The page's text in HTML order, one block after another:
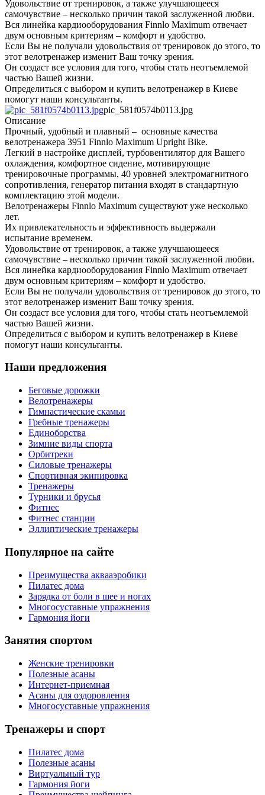
Удовольствие от тренировок, а также улучшающееся
самочувствие – несколько причин такой заслуженной любви.
Вся линейка кардиооборудования Finnlo Maximum отвечает
двум основным критериям – комфорт и удобство.
Если Вы не получали удовольствия от тренировок до этого, то
этот велотренажер изменит Ваш точку зрения.
Он создаст все условия для того, чтобы стать неотъемлемой
частью Вашей жизни.
Определиться с выбором и купить велотренажер в Киеве
помогут наши консультанты.
pic_581f0574b0113.jpg
Описание
Прочный, удобный и плавный – основные качества
велотренажера 3951 Finnlo Maximum Upright Bike.
Легкий в настройке дисплей, турбовентилятор для Вашего
охлаждения, комфортное сидение, мотивирующие
тренировочные программы, 40 уровней электромагнитного
сопротивления, генератор питания входят в стандартную
комплектацию этой модели.
Велотренажеры Finnlo Maximum существуют уже несколько
лет.
Их привлекательность и эффективность выдержали
испытание временем.
Удовольствие от тренировок, а также улучшающееся
самочувствие – несколько причин такой заслуженной любви.
Вся линейка кардиооборудования Finnlo Maximum отвечает
двум основным критериям – комфорт и удобство.
Если Вы не получали удовольствия от тренировок до этого, то
этот велотренажер изменит Ваш точку зрения.
Он создаст все условия для того, чтобы стать неотъемлемой
частью Вашей жизни.
Определиться с выбором и купить велотренажер в Киеве
помогут наши консультанты.
Наши предложения
Беговые дорожки
Велотренажеры
Гимнастические скамьи
Гребные тренажеры
Единоборства
Зимние виды спорта
Орбитреки
Силовые тренажеры
Спортивная экипировка
Тренажеры
Турники и брусья
Фитнес
Фитнес станции
Эллиптические тренажеры
Популярное на сайте
Преимущества аквааэробики
Пилатес дома
Зарядка от боли в шее и ногах
Многосуставные упражнения
Гармония йоги
Занятия спортом
Женские тренировки
Полезные асаны
Интернет-приемная
Асаны для оздоровления
Многосуставные упражнения
Тренажеры и спорт
Пилатес дома
Полезные асаны
Виртуальный тур
Гармония йоги